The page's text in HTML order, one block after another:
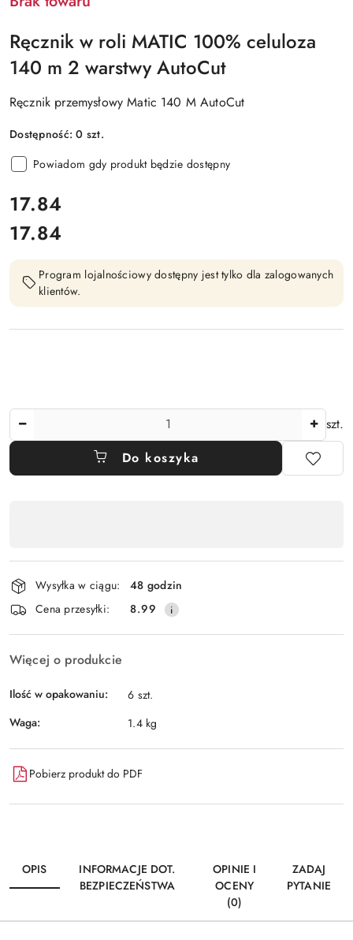
Ręcznik w roli MATIC 100% celuloza
140 m 2 warstwy AutoCut
Ręcznik przemysłowy Matic 140 M AutoCut
Dostępność:0 szt.
Powiadom gdy produkt będzie dostępny
cena:
17.84
Cena:
17.84
Program lojalnościowy dostępny jest tylko dla zalogowanych
klientów.
szt.
Do koszyka
płatność
i
dostawa
Wysyłka w ciągu:
48 godzin
Cena przesyłki:
8.99
Więcej o produkcie
Ilość w opakowaniu:
6 szt.
Waga:
1.4 kg
Pobierz produkt do PDF
OPIS
INFORMACJE DOT.
BEZPIECZEŃSTWA
OPINIE I
OCENY
(0)
ZADAJ
PYTANIE